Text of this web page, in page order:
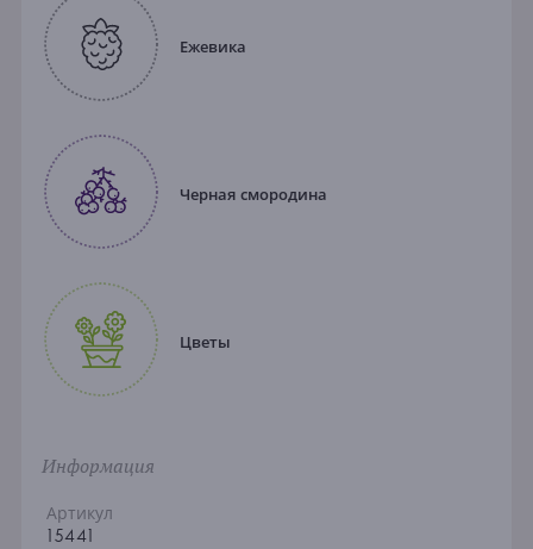
Ежевика
Черная смородина
Цветы
Информация
Артикул
15441